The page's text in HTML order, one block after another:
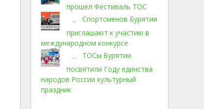
прошел Фестиваль ТОС
Спортсменов Бурятии
приглашают к участию в
международном конкурсе
ТОСы Бурятии
посвятили Году единства
народов России культурный
праздник